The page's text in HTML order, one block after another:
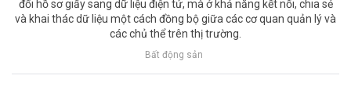
đổi hồ sơ giấy sang dữ liệu điện tử, mà ở khả năng kết nối, chia sẻ
và khai thác dữ liệu một cách đồng bộ giữa các cơ quan quản lý và
các chủ thể trên thị trường.
Bất động sản